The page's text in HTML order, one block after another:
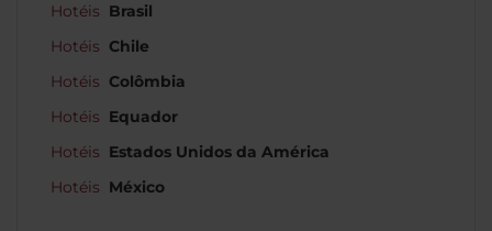
Hotéis Brasil
Hotéis Chile
Hotéis Colômbia
Hotéis Equador
Hotéis Estados Unidos da América
Hotéis México